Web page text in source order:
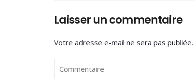
Laisser un commentaire
Votre adresse e-mail ne sera pas publiée.